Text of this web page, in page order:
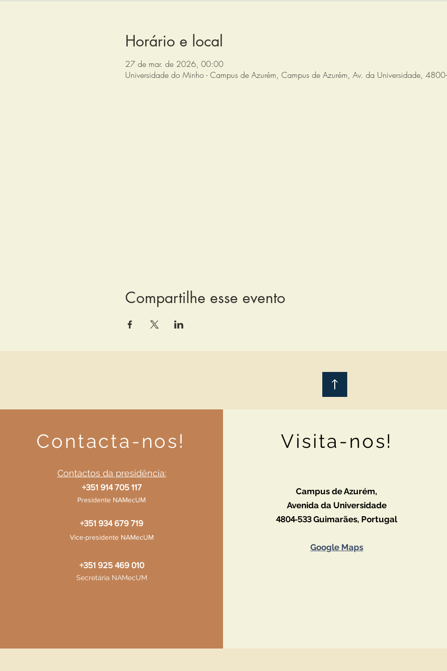
Horário e local
27 de mar. de 2026, 00:00
Universidade do Minho - Campus de Azurém, Campus de Azurém, Av. da Universidade,
Compartilhe esse evento
Contacta-nos!
Contactos da presidência:
+351 914 705 117
Presidente NAMecUM
+351 934 679 719
Vice-presidente NAMecUM
+351 925 469 010
Secretária NAMecUM
Visita-nos!
Campus de Azurém,
Avenida da Universidade
4804-533Guimarães, Portugal
Google Maps